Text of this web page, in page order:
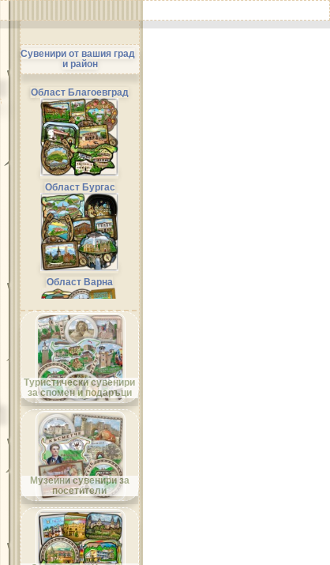
Сувенири от вашия град
и район
Област Благоевград
Област Бургас
Област Варна
Област Велико Търново
Област Видин
Туристически сувенири
за спомен и подаръци
Музейни сувенири за
посетители